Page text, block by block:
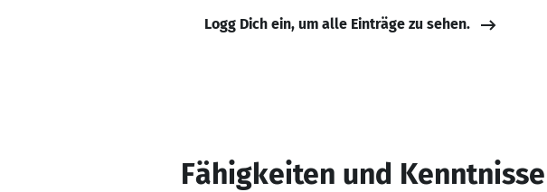
Logg Dich ein, um alle Einträge zu sehen.
Fähigkeiten und Kenntnisse